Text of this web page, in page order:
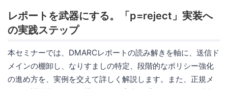
レポートを武器にする。「p=reject」実装へ
の実践ステップ
本セミナーでは、DMARCレポートの読み解きを軸に、送信ド
メインの棚卸し、なりすましの特定、段階的なポリシー強化
の進め方を、実例を交えて詳しく解説します。また、正規メ